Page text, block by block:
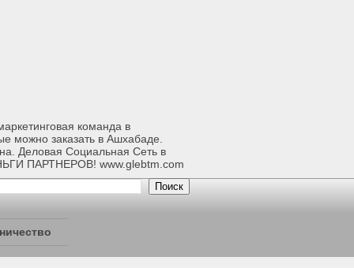
команда в
можно заказать в Ашхабаде.
Деловая Социальная Сеть в
ПАРТНЕРОВ! www.glebtm.com